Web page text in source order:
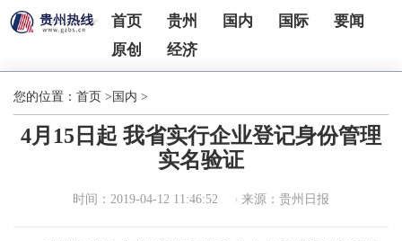
首页 贵州 国内 国际
要闻
原创
经济
您的位置： 首页 > 国内 >
4月15日起 我省实行企业登记身份管理
实名验证
时间：2019-04-12 11:46:52 来源：贵州日报